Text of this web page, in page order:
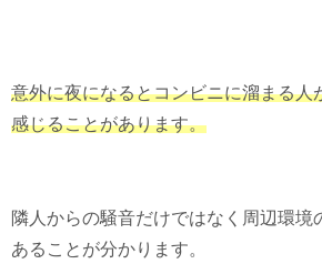
意外に夜になるとコンビニに溜まる人
感じることがあります。
隣人からの騒音だけではなく周辺環境
あることが分かります。